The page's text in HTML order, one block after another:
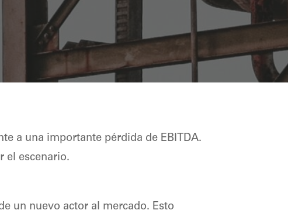
a una importante pérdida de EBITDA.
el escenario.
un nuevo actor al mercado. Esto